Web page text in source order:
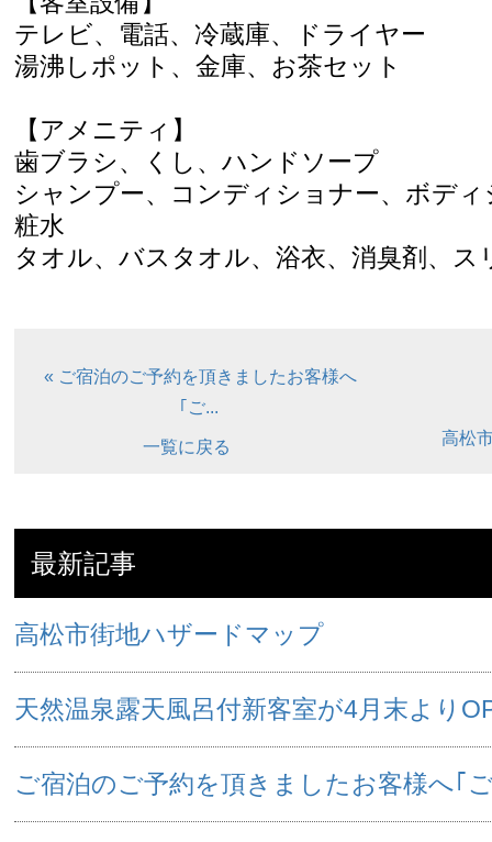
テレビ、電話、冷蔵庫、ドライヤー
湯沸しポット、金庫、お茶セット
【アメニティ】
歯ブラシ、くし、ハンドソープ
シャンプー、コンディショナー、ボデ
粧水
タオル、バスタオル、浴衣、消臭剤、ス
« ご宿泊のご予約を頂きましたお客様へ
｢ご...
高松
一覧に戻る
最新記事
高松市街地ハザードマップ
天然温泉露天風呂付新客室が4月末より
ご宿泊のご予約を頂きましたお客様へ｢